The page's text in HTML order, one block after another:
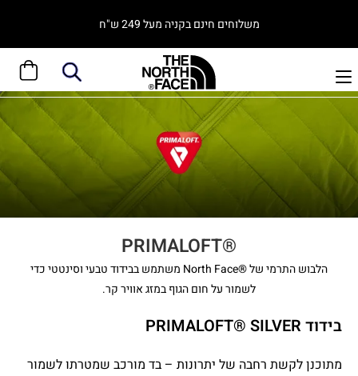
משלוחים חינם בקניה מעל 249 ש"ח
®PRIMALOFT
הלבוש התרמי של ®North Face משתמש בבידוד טבעי וסינטטי כדי
לשמור על חום הגוף במזג אוויר קר.
בידוד PRIMALOFT® SILVER
מתוכנן לקשת רחבה של יתרונות – בד מורכב שמטרתו לשמור